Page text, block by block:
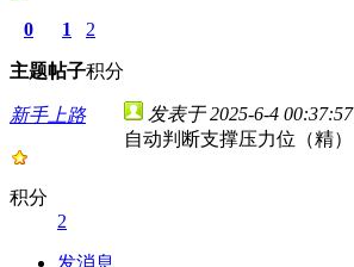
0
主题
1
帖子
2
积分
新手上路
积分
2
发消息
发表于 2025-6-4 00:37:57
自动判断支撑压力位（精）